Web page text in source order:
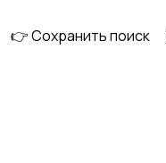
👉 Сохранить поиск